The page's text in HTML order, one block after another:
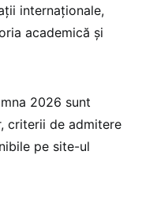
internaționale,
academică și
2026 sunt
criterii de admitere
pe site-ul